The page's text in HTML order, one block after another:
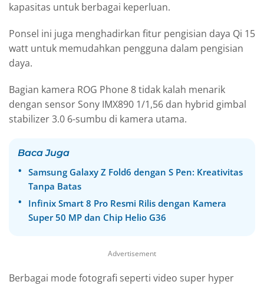
kapasitas untuk berbagai keperluan.
Ponsel ini juga menghadirkan fitur pengisian daya Qi 15
watt untuk memudahkan pengguna dalam pengisian
daya.
Bagian kamera ROG Phone 8 tidak kalah menarik
dengan sensor Sony IMX890 1/1,56 dan hybrid gimbal
stabilizer 3.0 6-sumbu di kamera utama.
Baca Juga
Samsung Galaxy Z Fold6 dengan S Pen: Kreativitas
Tanpa Batas
Infinix Smart 8 Pro Resmi Rilis dengan Kamera
Super 50 MP dan Chip Helio G36
Advertisement
Berbagai mode fotografi seperti video super hyper